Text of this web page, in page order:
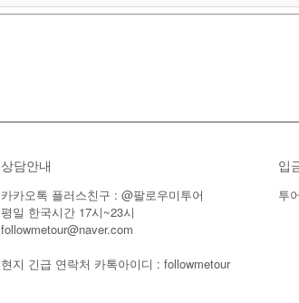
상담안내
카카오톡 플러스친구 : @팔로우미투어
평일 한국시간 17시~23시
followmetour@naver.com
현지 긴급 연락처 카톡아이디 : followmetour
입
투